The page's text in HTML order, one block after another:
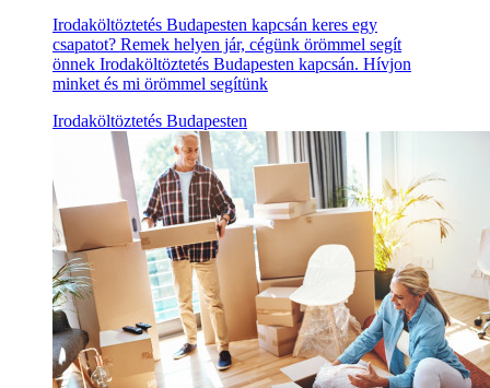
Irodaköltöztetés Budapesten kapcsán keres egy
csapatot? Remek helyen jár, cégünk örömmel segít
önnek Irodaköltöztetés Budapesten kapcsán. Hívjon
minket és mi örömmel segítünk
Irodaköltöztetés Budapesten